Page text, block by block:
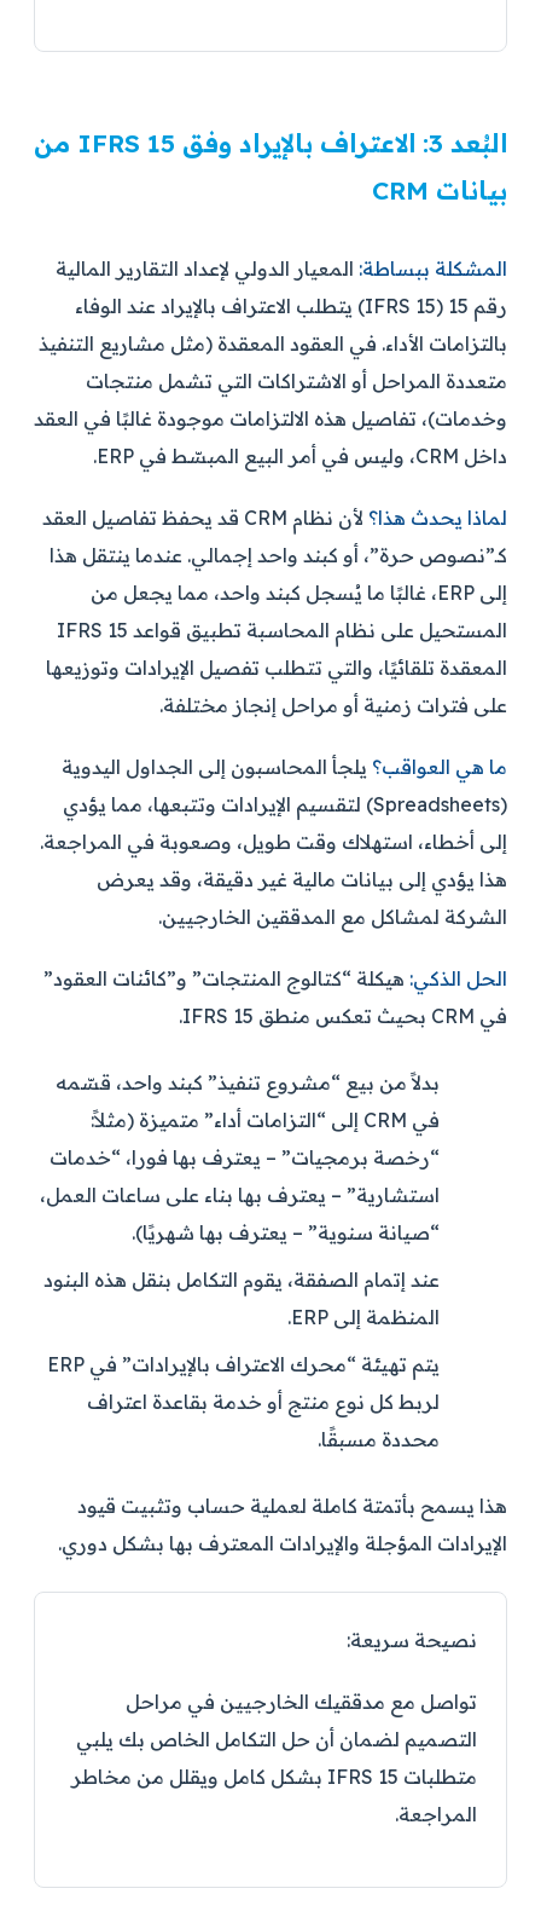
البُعد 3: الاعتراف بالإيراد وفق IFRS 15 من
بيانات CRM
المشكلة ببساطة: المعيار الدولي لإعداد التقارير المالية
رقم 15 (IFRS 15) يتطلب الاعتراف بالإيراد عند الوفاء
بالتزامات الأداء. في العقود المعقدة (مثل مشاريع التنفيذ
متعددة المراحل أو الاشتراكات التي تشمل منتجات
وخدمات)، تفاصيل هذه الالتزامات موجودة غالبًا في العقد
داخل CRM، وليس في أمر البيع المبسّط في ERP.
لماذا يحدث هذا؟
لأن نظام CRM قد يحفظ تفاصيل العقد
كـ”نصوص حرة”، أو كبند واحد إجمالي. عندما ينتقل هذا
إلى ERP، غالبًا ما يُسجل كبند واحد، مما يجعل من
المستحيل على نظام المحاسبة تطبيق قواعد IFRS 15
المعقدة تلقائيًا، والتي تتطلب تفصيل الإيرادات وتوزيعها
على فترات زمنية أو مراحل إنجاز مختلفة.
ما هي العواقب؟ يلجأ المحاسبون إلى الجداول اليدوية
(Spreadsheets) لتقسيم الإيرادات وتتبعها، مما يؤدي
إلى أخطاء، استهلاك وقت طويل، وصعوبة في المراجعة.
هذا يؤدي إلى بيانات مالية غير دقيقة، وقد يعرض
الشركة لمشاكل مع المدققين الخارجيين.
الحل الذكي: هيكلة “كتالوج المنتجات” و”كائنات العقود”
في CRM بحيث تعكس منطق IFRS 15.
بدلاً من بيع “مشروع تنفيذ” كبند واحد، قسّمه
في CRM إلى “التزامات أداء” متميزة (مثلاً:
“رخصة برمجيات” – يعترف بها فورا، “خدمات
استشارية” – يعترف بها بناء على ساعات العمل،
“صيانة سنوية” – يعترف بها شهريًا).
عند إتمام الصفقة، يقوم التكامل بنقل هذه البنود
المنظمة إلى ERP.
يتم تهيئة “محرك الاعتراف بالإيرادات” في ERP
لربط كل نوع منتج أو خدمة بقاعدة اعتراف
محددة مسبقًا.
هذا يسمح بأتمتة كاملة لعملية حساب وتثبيت قيود
الإيرادات المؤجلة والإيرادات المعترف بها بشكل دوري.
نصيحة سريعة:
تواصل مع مدققيك الخارجيين في مراحل
التصميم لضمان أن حل التكامل الخاص بك يلبي
متطلبات IFRS 15 بشكل كامل ويقلل من مخاطر
المراجعة.